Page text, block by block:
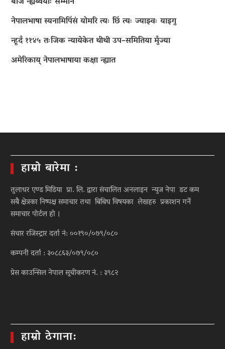
नेपालभाषा स्यनामिपिंसं योमरि त्यः छिं त्यः ज्याझ्वः याइगु
न्हूदँ ११४५ तःजिक न्यायेकेत थीथी उप–समितिया मुँज्या
अमेरिकाय् नेपालभाषाया कक्षा न्ह्यात
हाम्रो बारेमा :
तुलाधर एण्ड मिडिया प्रा. लि. द्वारा संचालित अनलाइन न्युज नेपा डट कम
सबै क्षेत्रका निष्पक्ष समाचार तथा बिबिध विषयका लेखहरु प्रकाशन गर्ने
समाचार पोर्टल हो ।
संचार रजिस्ट्रार दर्ता नं: ००१९०/०७९/०८०
कम्पनी दर्ता : ३०८८६३/०७९/०८०
प्रेस काउन्सिल नेपाल सूचीकरण नं. : ३९८२
हाम्रो ठेगाना: